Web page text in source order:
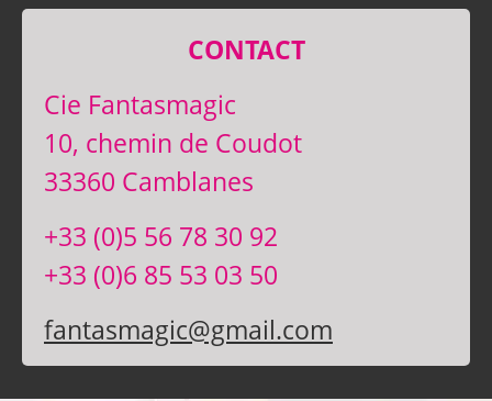
CONTACT
Cie Fantasmagic
10, chemin de Coudot
33360 Camblanes
+33 (0)5 56 78 30 92
+33 (0)6 85 53 03 50
fantasmagic@gmail.com